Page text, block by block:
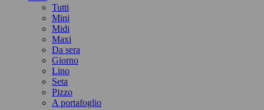
Tutti
Mini
Midi
Maxi
Da sera
Giorno
Lino
Seta
Pizzo
A portafoglio